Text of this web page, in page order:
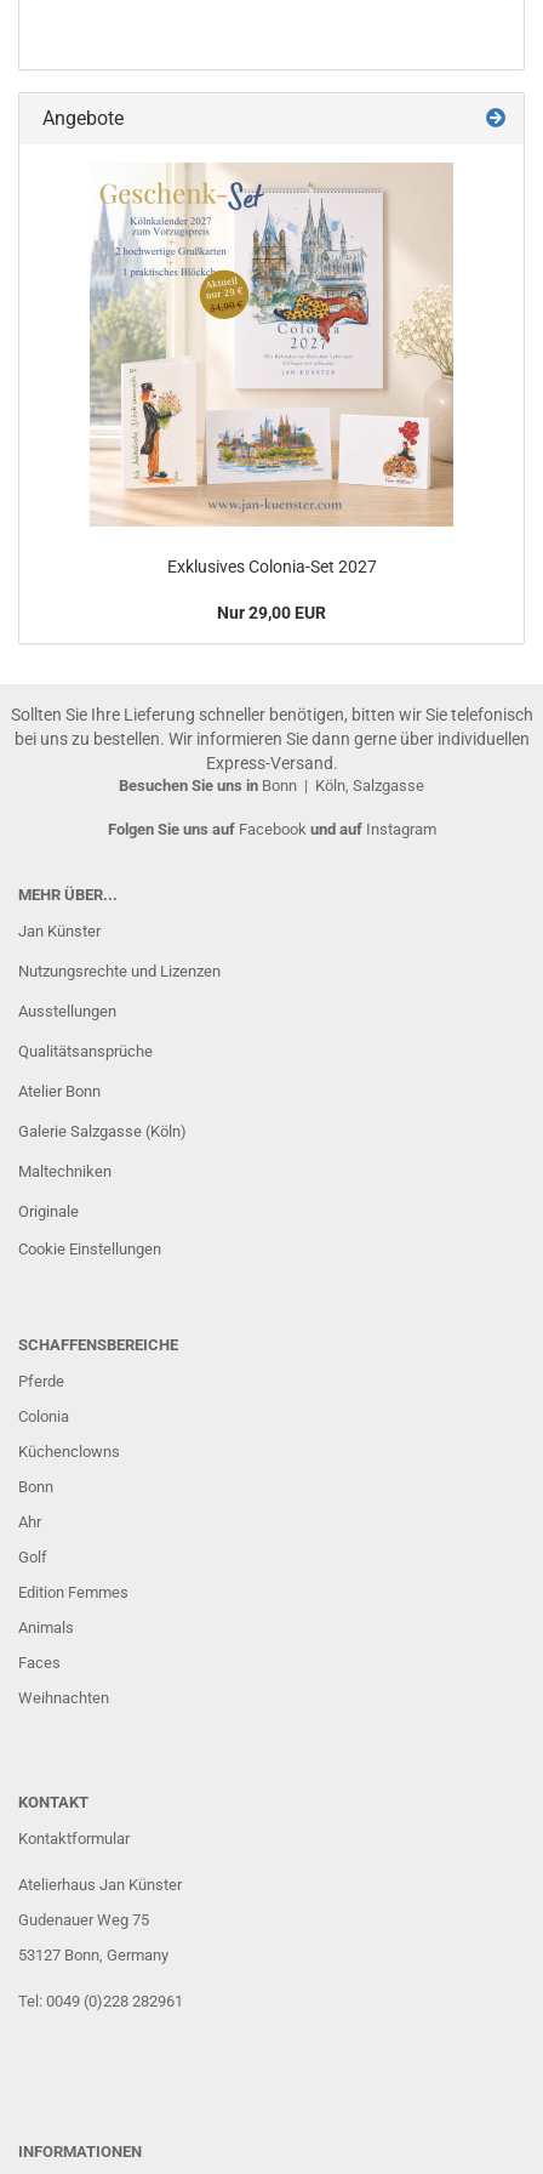
Angebote
Exklusives Colonia-Set 2027
Nur 29,00 EUR
Sollten Sie Ihre Lieferung schneller benötigen, bitten wir Sie telefonisch
bei uns zu bestellen. Wir informieren Sie dann gerne über individuellen
Express-Versand.
Besuchen Sie uns in Bonn | Köln, Salzgasse
Folgen Sie uns auf Facebook und auf Instagram
MEHR ÜBER...
Jan Künster
Nutzungsrechte und Lizenzen
Ausstellungen
Qualitätsansprüche
Atelier Bonn
Galerie Salzgasse (Köln)
Maltechniken
Originale
Cookie Einstellungen
SCHAFFENSBEREICHE
Pferde
Colonia
Küchenclowns
Bonn
Ahr
Golf
Edition Femmes
Animals
Faces
Weihnachten
KONTAKT
Kontaktformular
Atelierhaus Jan Künster
Gudenauer Weg 75
53127 Bonn, Germany
Tel: 0049 (0)228 282961
INFORMATIONEN